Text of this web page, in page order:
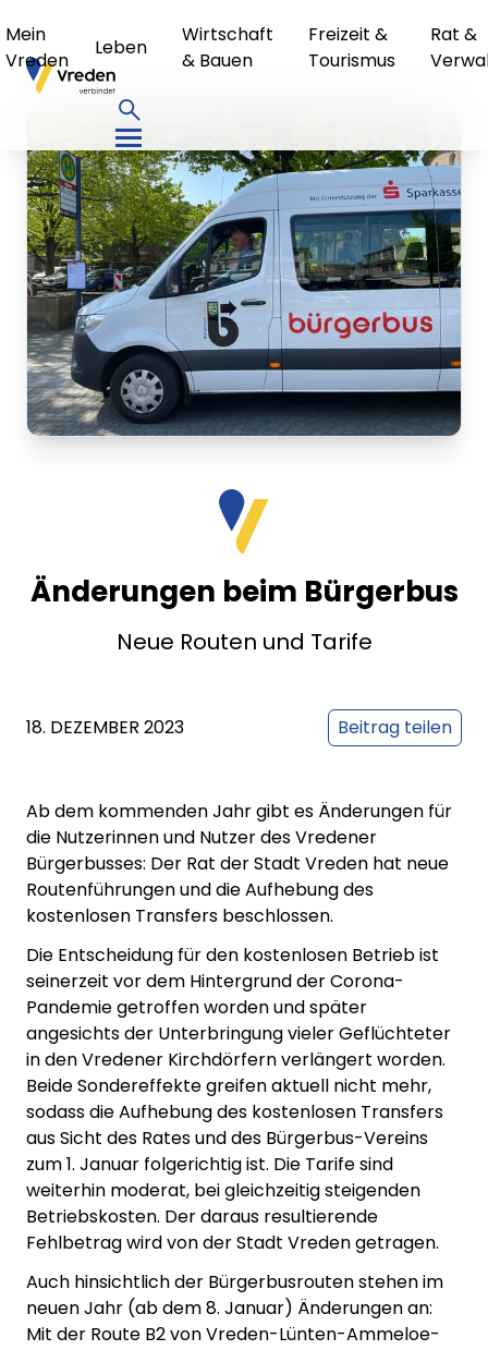
Mein
Vreden
Leben
Wirtschaft
& Bauen
Freizeit &
Tourismus
Rat &
Änderungen beim Bürgerbus
Neue Routen und Tarife
18. DEZEMBER 2023 Beitrag teilen
Ab dem kommenden Jahr gibt es Änderungen für
die Nutzerinnen und Nutzer des Vredener
Bürgerbusses: Der Rat der Stadt Vreden hat neue
Routenführungen und die Aufhebung des
kostenlosen Transfers beschlossen.
Die Entscheidung für den kostenlosen Betrieb ist
seinerzeit vor dem Hintergrund der Corona-
Pandemie getroffen worden und später
angesichts der Unterbringung vieler Geflüchteter
in den Vredener Kirchdörfern verlängert worden.
Beide Sondereffekte greifen aktuell nicht mehr,
sodass die Aufhebung des kostenlosen Transfers
aus Sicht des Rates und des Bürgerbus-Vereins
zum 1. Januar folgerichtig ist. Die Tarife sind
weiterhin moderat, bei gleichzeitig steigenden
Betriebskosten. Der daraus resultierende
Fehlbetrag wird von der Stadt Vreden getragen.
Auch hinsichtlich der Bürgerbusrouten stehen im
neuen Jahr (ab dem 8. Januar) Änderungen an:
Mit der Route B2 von Vreden-Lünten-Ammeloe-